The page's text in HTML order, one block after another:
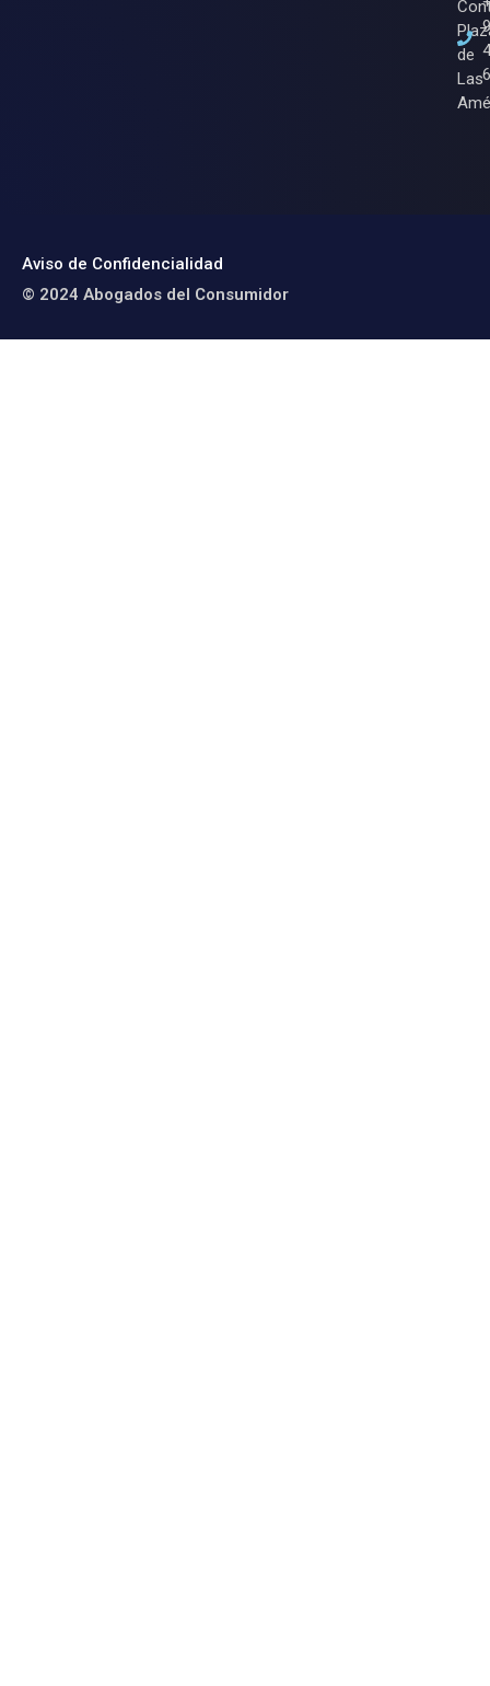
de
Las
Aviso de Confidencialidad
© 2024 Abogados del Consumidor